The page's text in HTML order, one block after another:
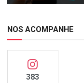
NOS ACOMPANHE
383